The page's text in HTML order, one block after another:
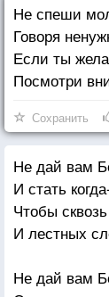
Не спеши
Говоря
Если ты
Посмотри
Сохранить
Не дай вам
И стать
Чтобы
И лестных
Не дай вам